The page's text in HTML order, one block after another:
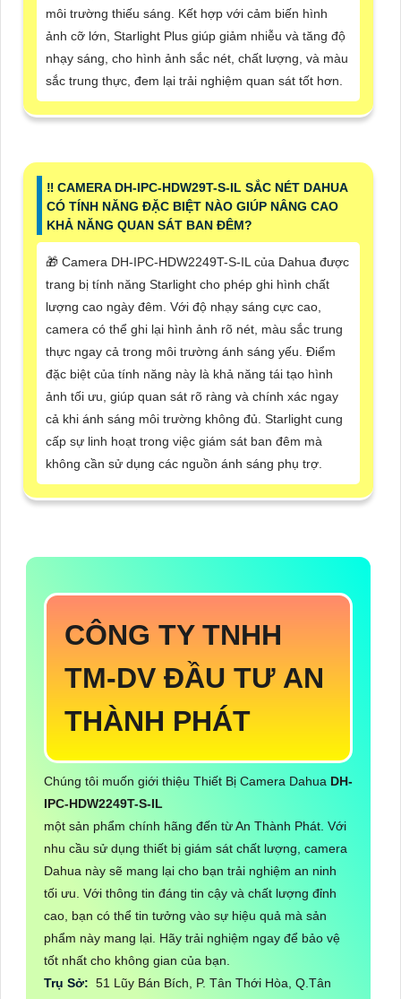
môi trường thiếu sáng. Kết hợp với cảm biến hình
ảnh cỡ lớn, Starlight Plus giúp giảm nhiễu và tăng độ
nhạy sáng, cho hình ảnh sắc nét, chất lượng, và màu
sắc trung thực, đem lại trải nghiệm quan sát tốt hơn.
‼️ CAMERA DH-IPC-HDW29T-S-IL SẮC NÉT DAHUA
CÓ TÍNH NĂNG ĐẶC BIỆT NÀO GIÚP NÂNG CAO
KHẢ NĂNG QUAN SÁT BAN ĐÊM?
🎁 Camera DH-IPC-HDW2249T-S-IL của Dahua được
trang bị tính năng Starlight cho phép ghi hình chất
lượng cao ngày đêm. Với độ nhạy sáng cực cao,
camera có thể ghi lại hình ảnh rõ nét, màu sắc trung
thực ngay cả trong môi trường ánh sáng yếu. Điểm
đặc biệt của tính năng này là khả năng tái tạo hình
ảnh tối ưu, giúp quan sát rõ ràng và chính xác ngay
cả khi ánh sáng môi trường không đủ. Starlight cung
cấp sự linh hoạt trong việc giám sát ban đêm mà
không cần sử dụng các nguồn ánh sáng phụ trợ.
CÔNG TY TNHH
TM-DV ĐẦU TƯ AN
THÀNH PHÁT
Chúng tôi muốn giới thiệu Thiết Bị Camera Dahua DH-
IPC-HDW2249T-S-IL
một sản phẩm chính hãng đến từ An Thành Phát. Với
nhu cầu sử dụng thiết bị giám sát chất lượng, camera
Dahua này sẽ mang lại cho bạn trải nghiệm an ninh
tối ưu. Với thông tin đáng tin cậy và chất lượng đỉnh
cao, bạn có thể tin tưởng vào sự hiệu quả mà sản
phẩm này mang lại. Hãy trải nghiệm ngay để bảo vệ
tốt nhất cho không gian của bạn.
Trụ Sở: 51 Lũy Bán Bích, P. Tân Thới Hòa, Q.Tân